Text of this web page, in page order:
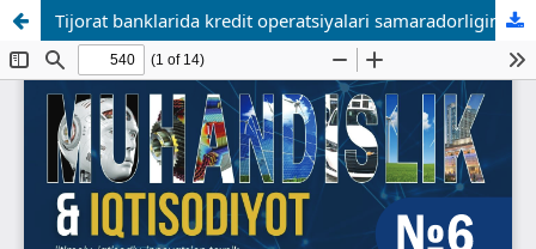
Tijorat banklarida kredit operatsiyalari samaradorligini yaxshilash